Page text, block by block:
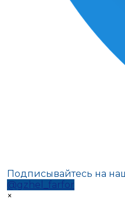
Подписывайтесь на
@gzhel_farfor
×